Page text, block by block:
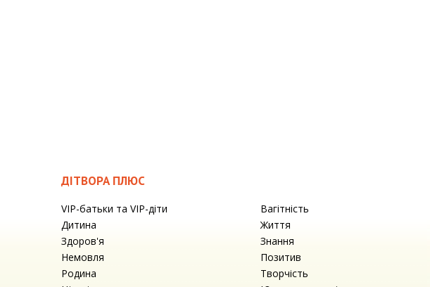
ДІТВОРА ПЛЮС
VIP-батьки та VIP-діти
Вагітність
Дитина
Життя
Здоров'я
Знання
Немовля
Позитив
Родина
Творчість